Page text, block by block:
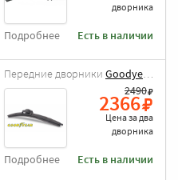
дворника
Есть в наличии
Подробнее
Передние дворники Goodyear Frameless
2490
2366
Цена задва
дворника
Есть в наличии
Подробнее